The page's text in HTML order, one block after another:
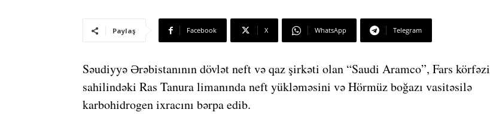
Paylaş Facebook X WhatsApp Telegram
Səudiyyə Ərəbistanının dövlət neft və qaz şirkəti olan “Saudi Aramco”, Fars körfəzi
sahilindəki Ras Tanura limanında neft yükləməsini və Hörmüz boğazı vasitəsilə
karbohidrogen ixracını bərpa edib.